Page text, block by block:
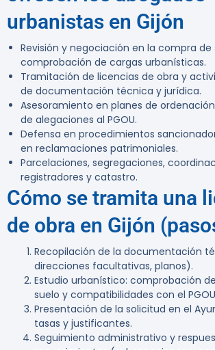
urbanistas en Gijón
Revisión y negociación en la compra de
comprobación de cargas urbanísticas.
Tramitación de licencias de obra y
de documentación técnica y jurídica.
Asesoramiento en planes de
de alegaciones al PGOU.
Defensa en procedimientos
en reclamaciones patrimoniales.
Parcelaciones, segregaciones,
registradores y catastro.
Cómo se tramita una
de obra en Gijón
Recopilación de la documentación
direcciones facultativas, planos).
Estudio urbanístico: comprobación
suelo y compatibilidades con el
Presentación de la solicitud en el
tasas y justificantes.
Seguimiento administrativo y